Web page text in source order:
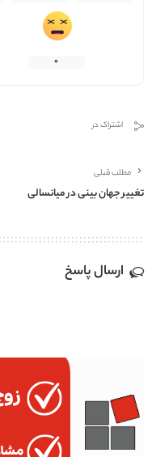
0
اشتراک در
مطلب قبلی
تغییر جهان بینی در میانسالی
ارسال پاسخ